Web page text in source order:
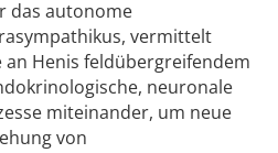
das autonome
vermittelt
Henis feldübergreifendem
neuronale
miteinander, um neue
von